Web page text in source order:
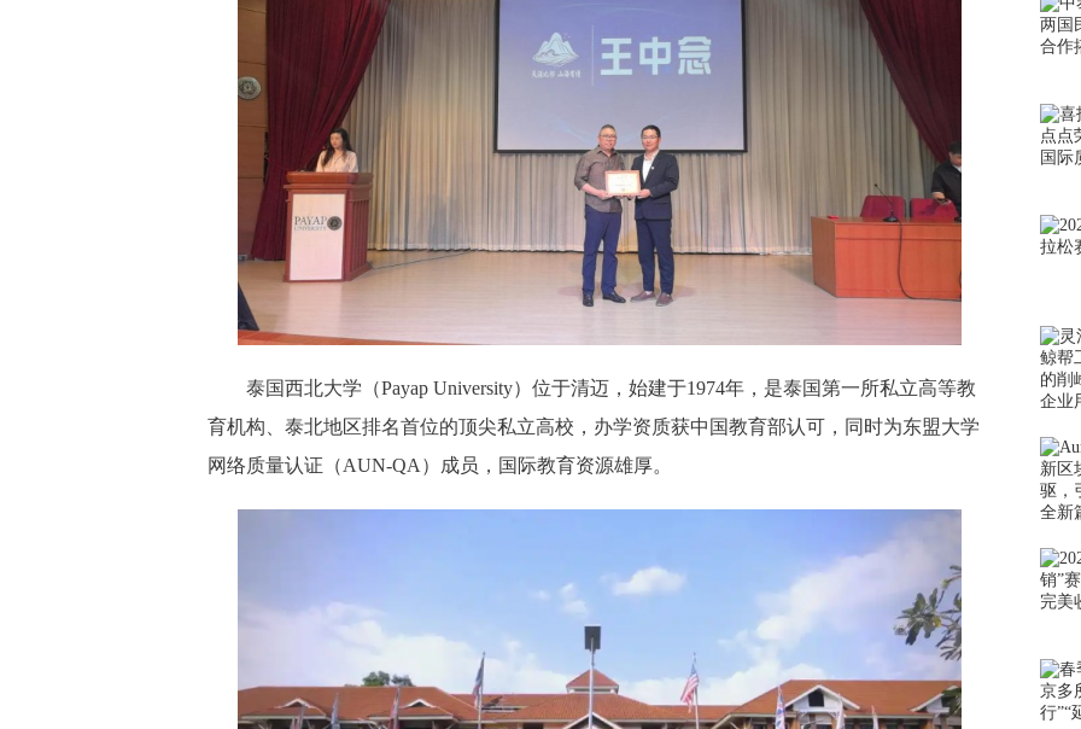
泰国西北大学（Payap University）位于清迈，始建于1974年，是泰国第一所私立高等教
育机构、泰北地区排名首位的顶尖私立高校，办学资质获中国教育部认可，同时为东盟大学
网络质量认证（AUN-QA）成员，国际教育资源雄厚。